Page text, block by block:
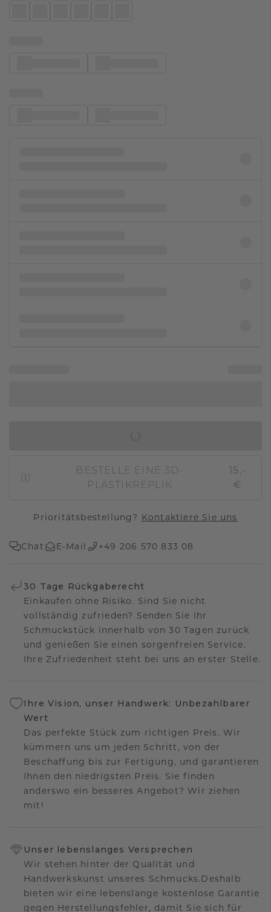
BESTELLE EINE 3D-
PLASTIKREPLIK
15,-
€
Prioritätsbestellung? Kontaktiere Sie uns
Chat E-Mail +49 206 570 833 08
30 Tage Rückgaberecht
Einkaufen ohne Risiko. Sind Sie nicht
vollständig zufrieden? Senden Sie Ihr
Schmuckstück innerhalb von 30 Tagen zurück
und genießen Sie einen sorgenfreien Service.
Ihre Zufriedenheit steht bei uns an erster Stelle.
Ihre Vision, unser Handwerk: Unbezahlbarer
Wert
Das perfekte Stück zum richtigen Preis. Wir
kümmern uns um jeden Schritt, von der
Beschaffung bis zur Fertigung, und garantieren
Ihnen den niedrigsten Preis. Sie finden
anderswo ein besseres Angebot? Wir ziehen
mit!
Unser lebenslanges Versprechen
Wir stehen hinter der Qualität und
Handwerkskunst unseres Schmucks.Deshalb
bieten wir eine lebenslange kostenlose Garantie
gegen Herstellungsfehler, damit Sie sich für